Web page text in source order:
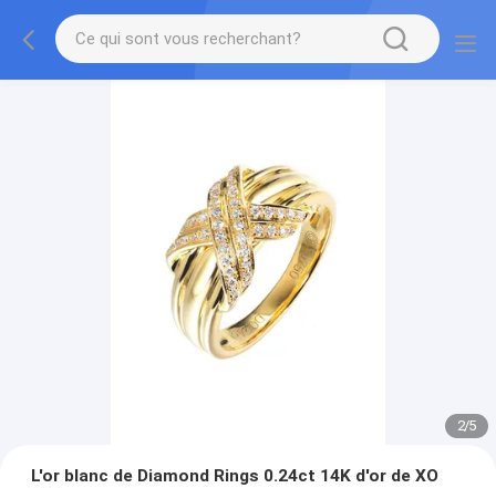
2/5
L'or blanc de Diamond Rings 0.24ct 14K d'or de XO